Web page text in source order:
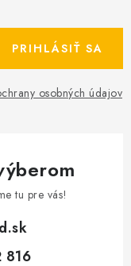
osobných údajov
PRIHLÁSIŤ SA
tu pre vás!
816